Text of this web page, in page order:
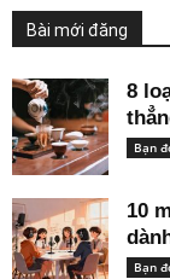
Bài mới đăng
8
Bạn
10
Bạn